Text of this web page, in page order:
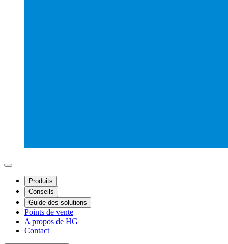
Produits
Conseils
Guide des solutions
Points de vente
A propos de HG
Contact